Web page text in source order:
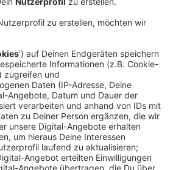
Aspekt greift der«Walman» auf:
und Migrationshintergrund zur
zu motivieren. Diese Wahlhilfe
«Wahl-Swiper». Jedoch kann
festgelegt werden: Englisch,
Farsi oder Russisch.
ihrhier.